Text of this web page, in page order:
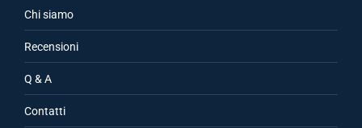
Chi siamo
Recensioni
Q & A
Contatti